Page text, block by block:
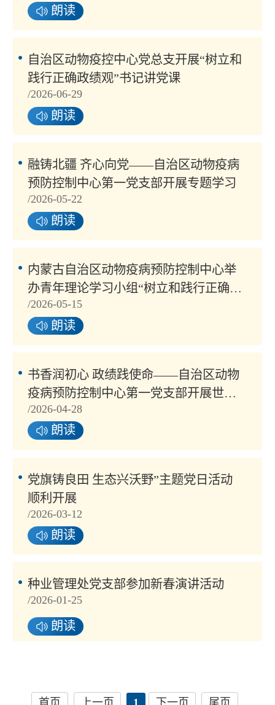
朗读
自治区动物疫控中心党总支开展“树立和
践行正确政绩观”书记讲党课
/2026-06-29
朗读
融铸北疆 齐心向党——自治区动物疫病
预防控制中心第一党支部开展专题学习
/2026-05-22
朗读
内蒙古自治区动物疫病预防控制中心举
办青年理论学习小组“树立和践行正确政
绩观”专题学习研讨暨青年讲...
/2026-05-15
朗读
书香润初心 政绩践使命——自治区动物
疫病预防控制中心第一党支部开展世界
读书日主题党日活动
/2026-04-28
朗读
党旗铸良田 生态兴沃野”主题党日活动
顺利开展
/2026-03-12
朗读
种业管理处党支部参加新春演讲活动
/2026-01-25
朗读
首页 上一页 1 下一页 尾页